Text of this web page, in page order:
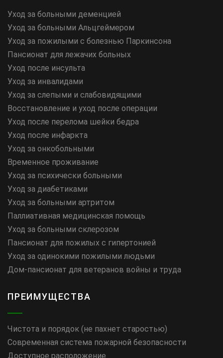
Уход за больными деменцией
Уход за больными Альцгеймером
Уход за пожилыми с болезнью Паркинсона
Пансионат для лежачих больных
Уход после инсульта
Уход за инвалидами
Уход за слепыми и слабовидящими
Восстановление и уход после операции
Уход после перелома шейки бедра
Уход после инфаркта
Уход за онкобольными
Временное проживание
Уход за психически больными
Уход за диабетиками
Уход за больными артритом
Паллиативная медицинская помощь
Уход за больными склерозом
Пансионат для пожилых с гипертонией
Уход за одинокими пожилыми людьми
Дом-пансионат для ветеранов войны и труда
ПРЕИМУЩЕСТВА
Чистота и порядок (не пахнет старостью)
Современная система пожарной безопасности
Доступное расположение